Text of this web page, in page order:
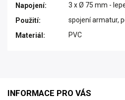
Napojení:
3 x Ø 75 mm -
Použití:
spojení armatur,
Materiál : PVC
INFORMACE PRO VÁS